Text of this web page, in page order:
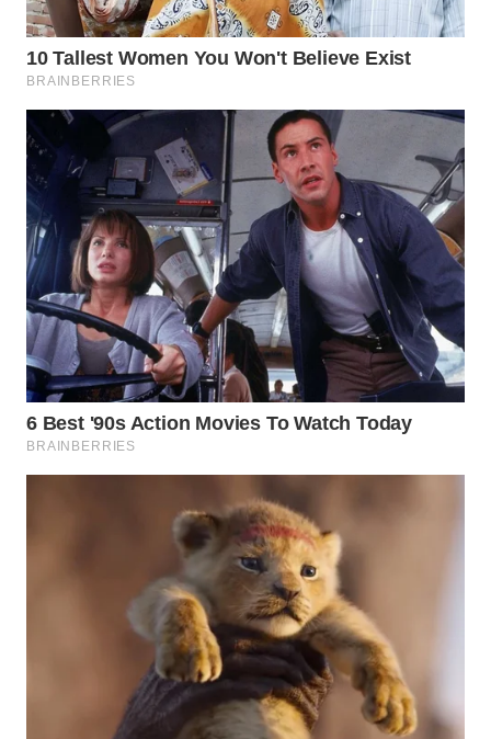
WN
INDRAMAYU
KUNINGAN
WN
MAJALENGKA
WN
SUBANG
WN
SUKABUMI
WN
PURWAKARTA